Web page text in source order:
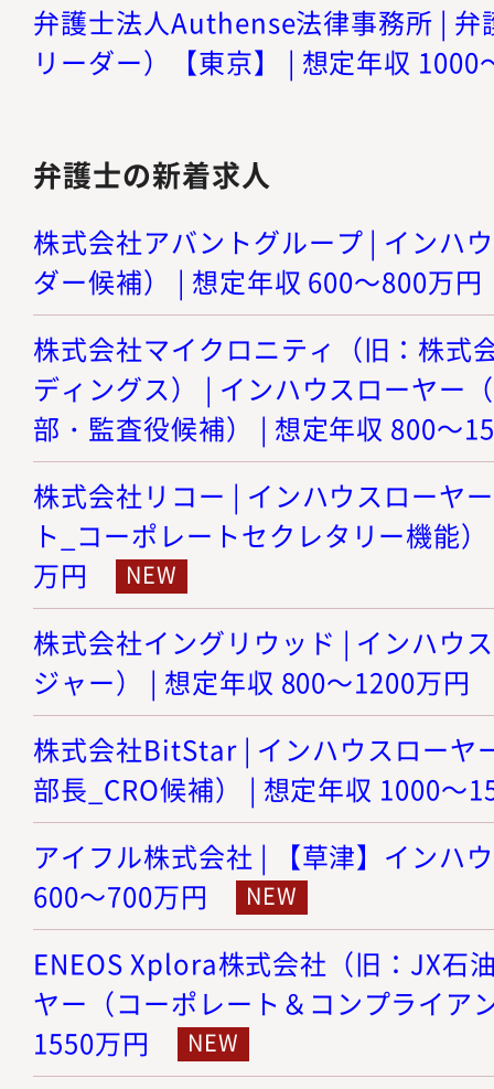
弁護士法人Authense法律事務所 | 弁
リーダー）【東京】 | 想定年収 1000
弁護士の新着求人
株式会社アバントグループ | インハ
ダー候補） | 想定年収 600～800万円
株式会社マイクロニティ（旧：株式
ディングス） | インハウスローヤー
部・監査役候補） | 想定年収 800～
株式会社リコー | インハウスローヤ
ト_コーポレートセクレタリー機能
万円
株式会社イングリウッド | インハウ
ジャー） | 想定年収 800～1200万円
株式会社BitStar | インハウスローヤ
部長_CRO候補） | 想定年収 1000～
アイフル株式会社 | 【草津】インハ
600～700万円
ENEOS Xplora株式会社（旧：JX石
ヤー（コーポレート＆コンプライア
1550万円